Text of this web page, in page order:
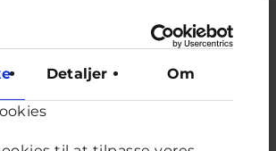
Detaljer Om